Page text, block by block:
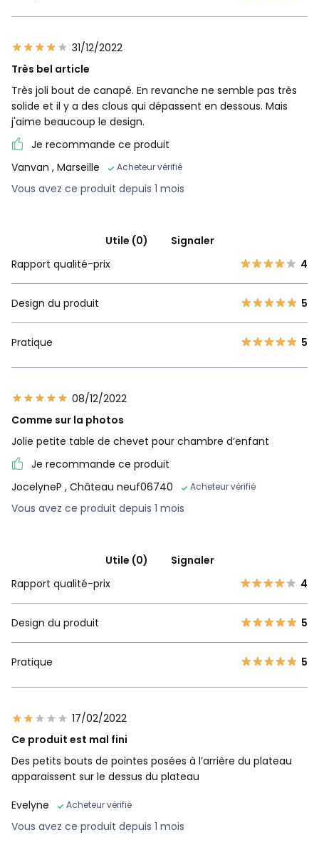
31/12/2022
Très bel article
Très joli bout de canapé. En revanche ne semble pas très
solide et il y a des clous qui dépassent en dessous. Mais
j'aime beaucoup le design.
Je recommande ce produit
Vanvan , Marseille Acheteur vérifié
Vous avez ce produit depuis 1 mois
Utile (0)
Signaler
Rapport qualité-prix
4
Design du produit 5
Pratique 5
08/12/2022
Comme sur la photos
Jolie petite table de chevet pour chambre d’enfant
Je recommande ce produit
JocelyneP , Château neuf06740 Acheteur vérifié
Vous avez ce produit depuis 1 mois
Utile (0)
Signaler
Rapport qualité-prix
4
Design du produit 5
Pratique 5
17/02/2022
Ce produit est mal fini
Des petits bouts de pointes posées à l’arrière du plateau
apparaissent sur le dessus du plateau
Evelyne
Acheteur vérifié
Vous avez ce produit depuis 1 mois